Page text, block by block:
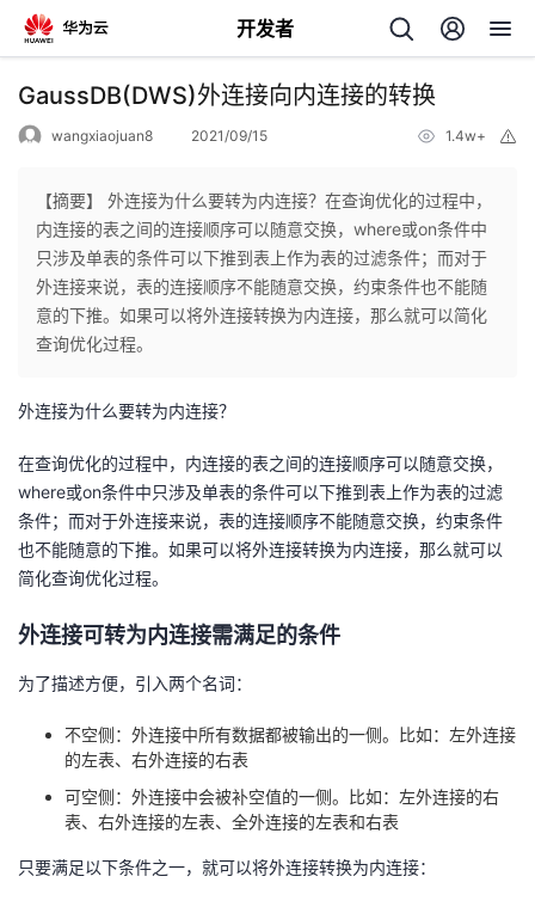
开发者
返
个
人
主
页
我
的
开
发
者
我
的
客
我
论
坛
的
圈
我
的
我
GaussDB(DWS)外连接向内连接的转换
wangxiaojuan8 2021/09/15 1.4w+
【摘要】 外连接为什么要转为内连接？在查询优化的过程中，
内连接的表之间的连接顺序可以随意交换，where或on条件中
只涉及单表的条件可以下推到表上作为表的过滤条件；而对于
外连接来说，表的连接顺序不能随意交换，约束条件也不能随
意的下推。如果可以将外连接转换为内连接，那么就可以简化
查询优化过程。
外连接为什么要转为内连接？
在查询优化的过程中，内连接的表之间的连接顺序可以随意交换，
where或on条件中只涉及单表的条件可以下推到表上作为表的过滤
条件；而对于外连接来说，表的连接顺序不能随意交换，约束条件
也不能随意的下推。如果可以将外连接转换为内连接，那么就可以
简化查询优化过程。
外连接可转为内连接需满足的条件
为了描述方便，引入两个名词：
不空侧：外连接中所有数据都被输出的一侧。比如：左外连接
的左表、右外连接的右表
可空侧：外连接中会被补空值的一侧。比如：左外连接的右
表、右外连接的左表、全外连接的左表和右表
只要满足以下条件之一，就可以将外连接转换为内连接：